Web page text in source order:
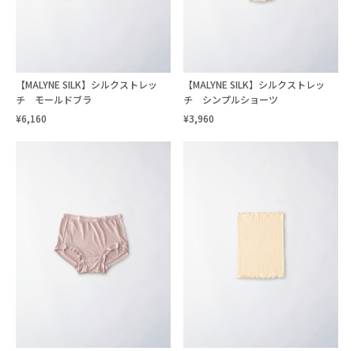
【MALYNE SILK】シルクストレッ
チ モールドブラ
¥6,160
【MALYNE SILK】シルクストレッ
チ シンプルショーツ
¥3,960